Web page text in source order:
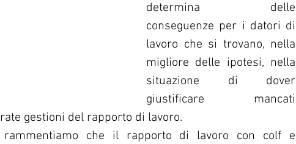
determina delle
conseguenze per i datori di
lavoro che si trovano, nella
migliore delle ipotesi, nella
situazione di dover
giustificare mancati
gestioni del rapporto di lavoro.
rammentiamo che il rapporto di lavoro con colf e